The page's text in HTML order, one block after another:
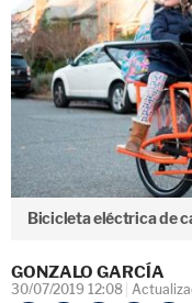
Bicicleta eléctrica de
GONZALO GARCÍA
30/07/2019 12:08